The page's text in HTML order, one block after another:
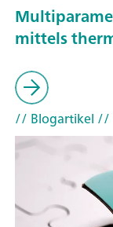
mittels
// Blogartikel //